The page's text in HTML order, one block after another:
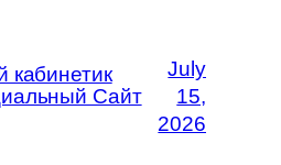
кабинетик
Сайт
July
15,
2026